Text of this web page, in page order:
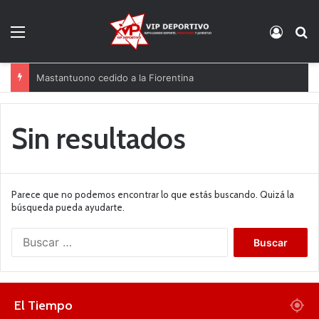
Mastantuono cedido a la Fiorentina
Sin resultados
Parece que no podemos encontrar lo que estás buscando. Quizá la
búsqueda pueda ayudarte.
El Tiempo